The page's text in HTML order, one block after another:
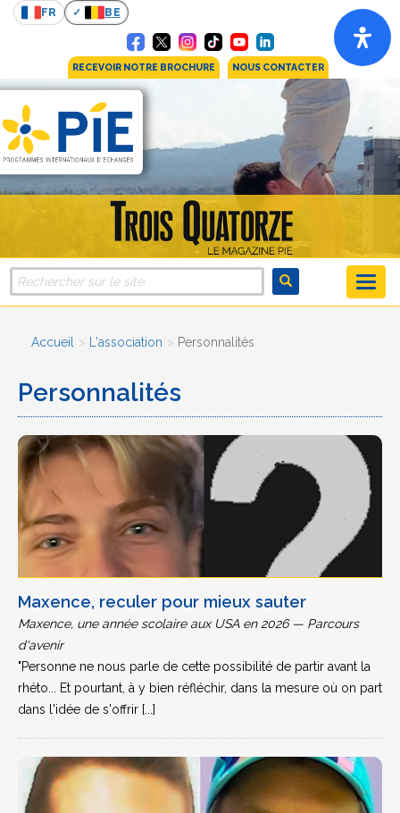
FR BE
RECEVOIR NOTRE BROCHURE NOUS CONTACTER
Accueil L'association Personnalités
Personnalités
Maxence, reculer pour mieux sauter
Maxence, une année scolaire aux USA en 2026 — Parcours
d'avenir
"Personne ne nous parle de cette possibilité de partir avant la
rhéto... Et pourtant, à y bien réfléchir, dans la mesure où on part
dans l'idée de s'offrir [...]